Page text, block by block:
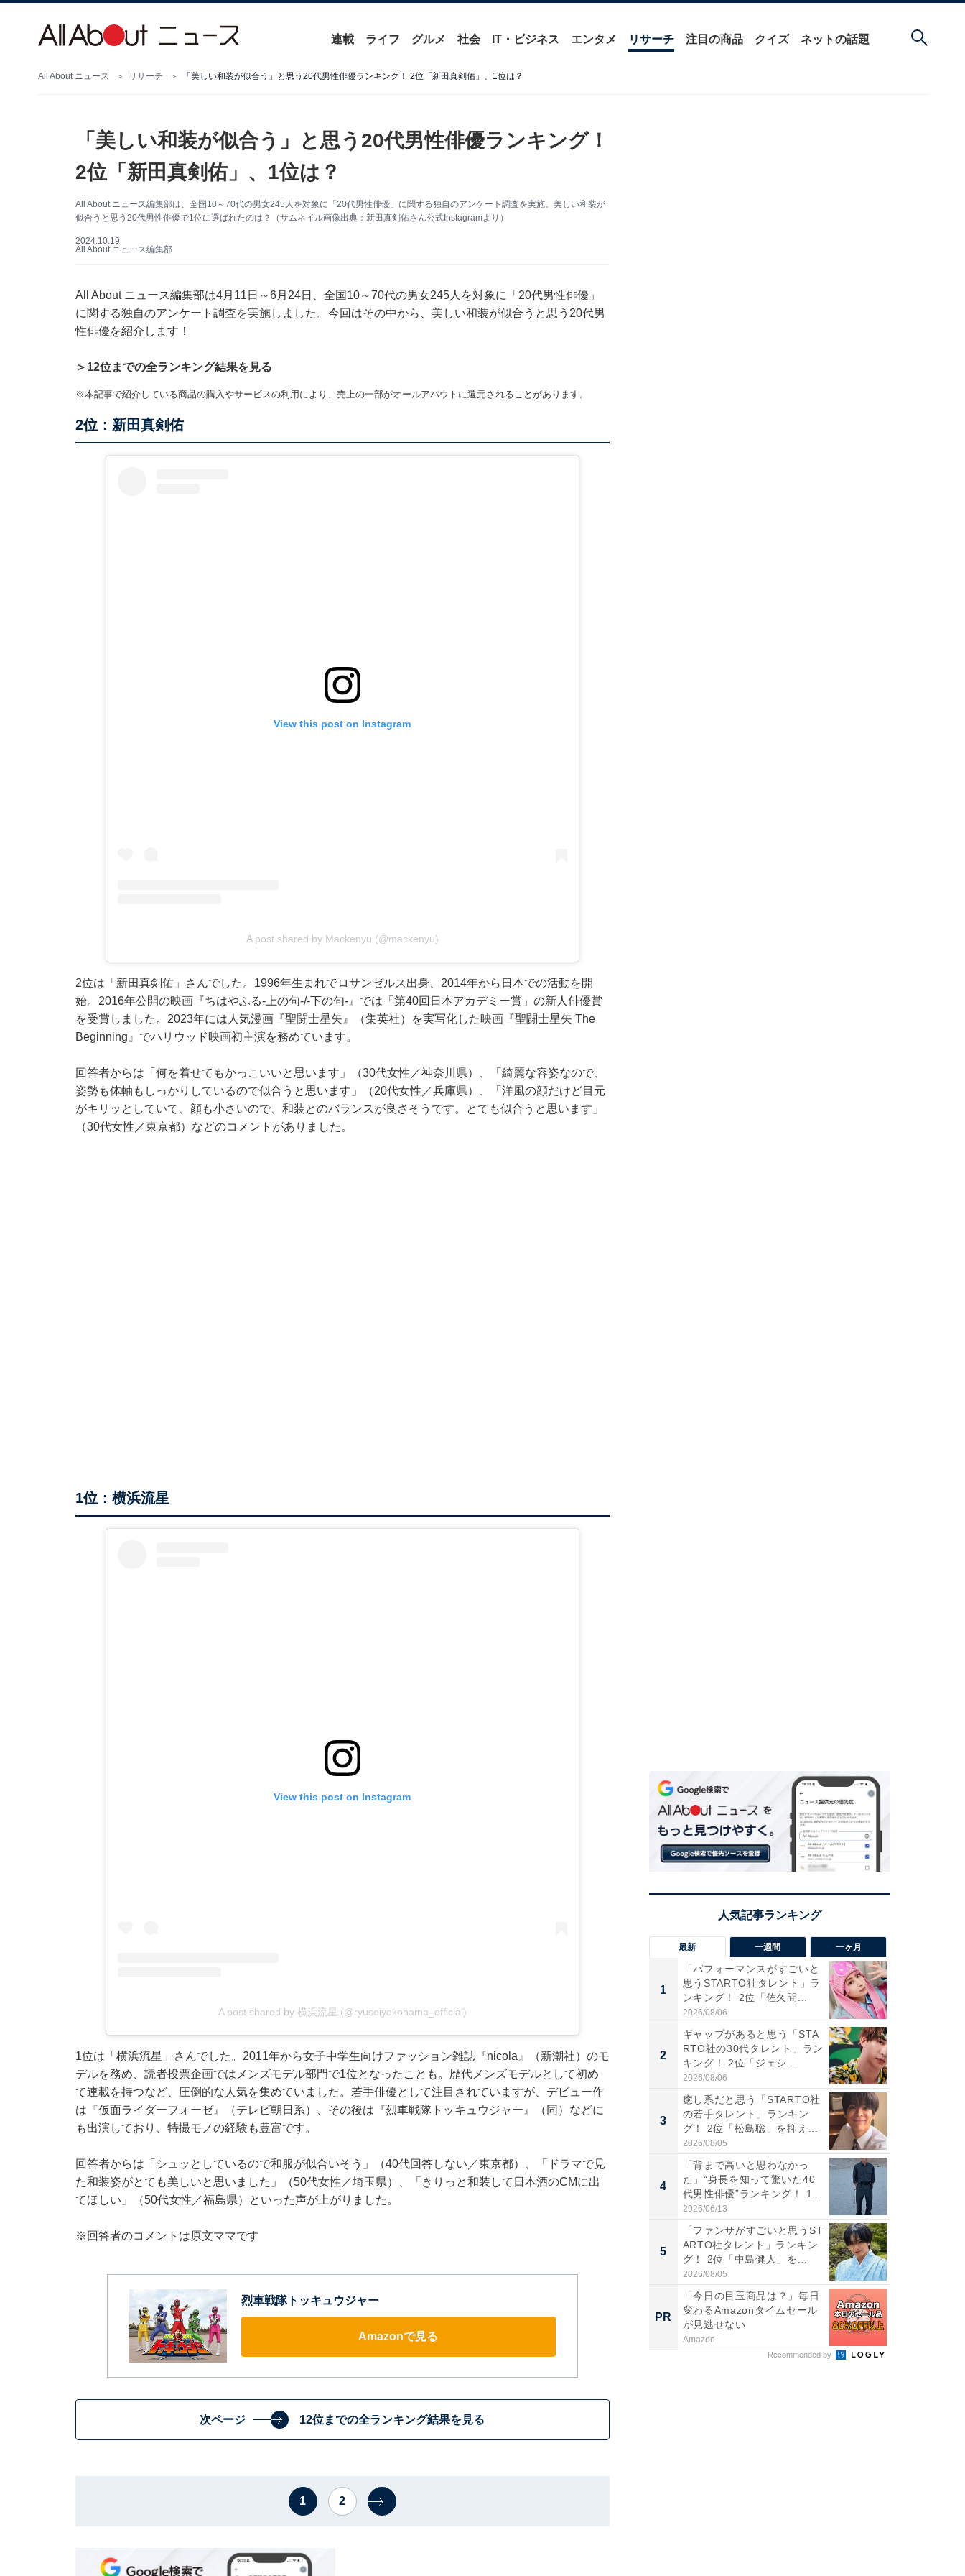
連載 ライフ グルメ 社会 IT・ビジネス エンタメ リサーチ 注目の商品 クイズ ネットの話題
All About ニュース リサーチ 「美しい和装が似合う」と思う20代男性俳優ランキング！ 2位「新田真剣佑」、1位は？
「美しい和装が似合う」と思う20代男性俳優ランキング！
2位「新田真剣佑」、1位は？
All About ニュース編集部は、全国10～70代の男女245人を対象に「20代男性俳優」に関する独自のアンケート調査を実施。美しい和装が
似合うと思う20代男性俳優で1位に選ばれたのは？（サムネイル画像出典：新田真剣佑さん公式Instagramより）
2024.10.19
All About ニュース編集部
All About ニュース編集部は4月11日～6月24日、全国10～70代の男女245人を対象に「20代男性俳優」
に関する独自のアンケート調査を実施しました。今回はその中から、美しい和装が似合うと思う20代男
性俳優を紹介します！
＞12位までの全ランキング結果を見る
※本記事で紹介している商品の購入やサービスの利用により、売上の一部がオールアバウトに還元されることがあります。
2位：新田真剣佑
View this post on Instagram
A post shared by Mackenyu (@mackenyu)
2位は「新田真剣佑」さんでした。1996年生まれでロサンゼルス出身、2014年から日本での活動を開
始。2016年公開の映画『ちはやふる-上の句-/-下の句-』では「第40回日本アカデミー賞」の新人俳優賞
を受賞しました。2023年には人気漫画『聖闘士星矢』（集英社）を実写化した映画『聖闘士星矢 The
Beginning』でハリウッド映画初主演を務めています。
回答者からは「何を着せてもかっこいいと思います」（30代女性／神奈川県）、「綺麗な容姿なので、
姿勢も体軸もしっかりしているので似合うと思います」（20代女性／兵庫県）、「洋風の顔だけど目元
がキリッとしていて、顔も小さいので、和装とのバランスが良さそうです。とても似合うと思います」
（30代女性／東京都）などのコメントがありました。
1位：横浜流星
View this post on Instagram
A post shared by 横浜流星 (@ryuseiyokohama_official)
1位は「横浜流星」さんでした。2011年から女子中学生向けファッション雑誌『nicola』（新潮社）のモ
デルを務め、読者投票企画ではメンズモデル部門で1位となったことも。歴代メンズモデルとして初め
て連載を持つなど、圧倒的な人気を集めていました。若手俳優として注目されていますが、デビュー作
は『仮面ライダーフォーゼ』（テレビ朝日系）、その後は『烈車戦隊トッキュウジャー』（同）などに
も出演しており、特撮モノの経験も豊富です。
回答者からは「シュッとしているので和服が似合いそう」（40代回答しない／東京都）、「ドラマで見
た和装姿がとても美しいと思いました」（50代女性／埼玉県）、「きりっと和装して日本酒のCMに出
てほしい」（50代女性／福島県）といった声が上がりました。
※回答者のコメントは原文ママです
烈車戦隊トッキュウジャー
Amazonで見る
次ページ 12位までの全ランキング結果を見る
1 2
最新 一週間 一ヶ月
1
「パフォーマンスがすごいと
思うSTARTO社タレント」ラ
ンキング！ 2位「佐久間...
2026/08/06
2
ギャップがあると思う「STA
RTO社の30代タレント」ラン
キング！ 2位「ジェシ...
2026/08/06
3
癒し系だと思う「STARTO社
の若手タレント」ランキン
グ！ 2位「松島聡」を抑え...
2026/08/05
4
「背まで高いと思わなかっ
た」“身長を知って驚いた40
代男性俳優”ランキング！ 1...
2026/06/13
5
「ファンサがすごいと思うST
ARTO社タレント」ランキン
グ！ 2位「中島健人」を...
2026/08/05
PR
「今日の目玉商品は？」毎日
変わるAmazonタイムセール
が見逃せない
Amazon
Recommended by